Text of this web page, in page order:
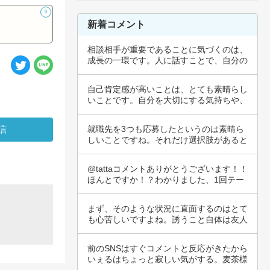
0
新着コメント
相談相手が重要であることに気づくのは、
成長の一環です。人に話すことで、自分の
自己肯定感が高いことは、とても素晴らし
いことです。自分を大切にする気持ちや、
就職先を3つも応募したというのは素晴ら
しいことですね。それだけ選択肢があると
@tattaコメントありがとうございます！！
ほんとですか！？わかりました、1回テー
まず、そのような状況に直面するのはとて
も心苦しいですよね。誘うこと自体は友人
前のSNSはすぐコメントと反応がきたから
いぇるはちょっと寂しい気がする。麦茶様